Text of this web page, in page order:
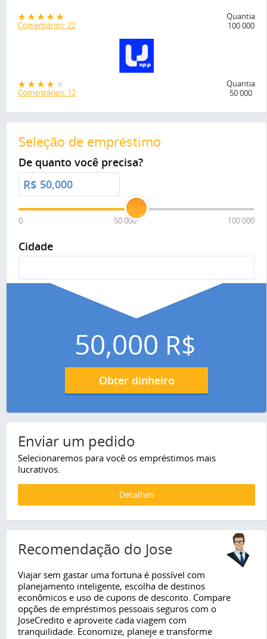
Comentários: 22
Quantia
100 000
Comentários: 12
Quantia
50 000
Seleção de empréstimo
De quanto você precisa?
R$
0 50 000 100 000
Cidade
50,000 R$
Obter dinheiro
Enviar um pedido
Selecionaremos para você os empréstimos mais
lucrativos.
Detalhes
Recomendação do Jose
Viajar sem gastar uma fortuna é possível com
planejamento inteligente, escolha de destinos
econômicos e uso de cupons de desconto. Compare
opções de empréstimos pessoais seguros com o
JoseCredito e aproveite cada viagem com
tranquilidade. Economize, planeje e transforme